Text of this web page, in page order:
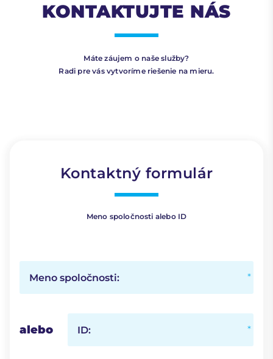
KONTAKTUJTE NÁS
Máte záujem o naše služby?
Radi pre vás vytvoríme riešenie na mieru.
Kontaktný formulár
Meno spoločnosti alebo ID
Meno spoločnosti:
alebo ID: